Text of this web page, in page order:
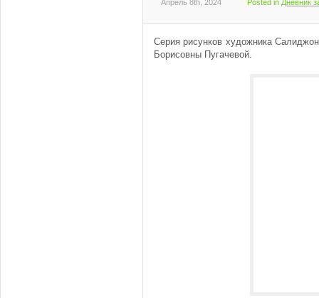
Апрель 8th, 2024 Posted in Дневник
Серия рисунков художника
Борисовны Пугачевой.